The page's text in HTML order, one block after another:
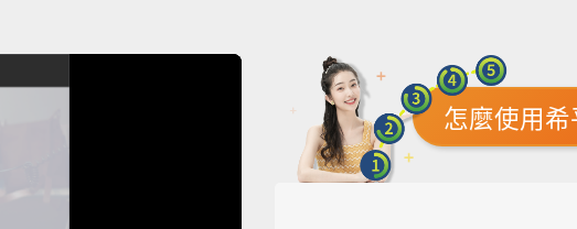
怎麼使用希